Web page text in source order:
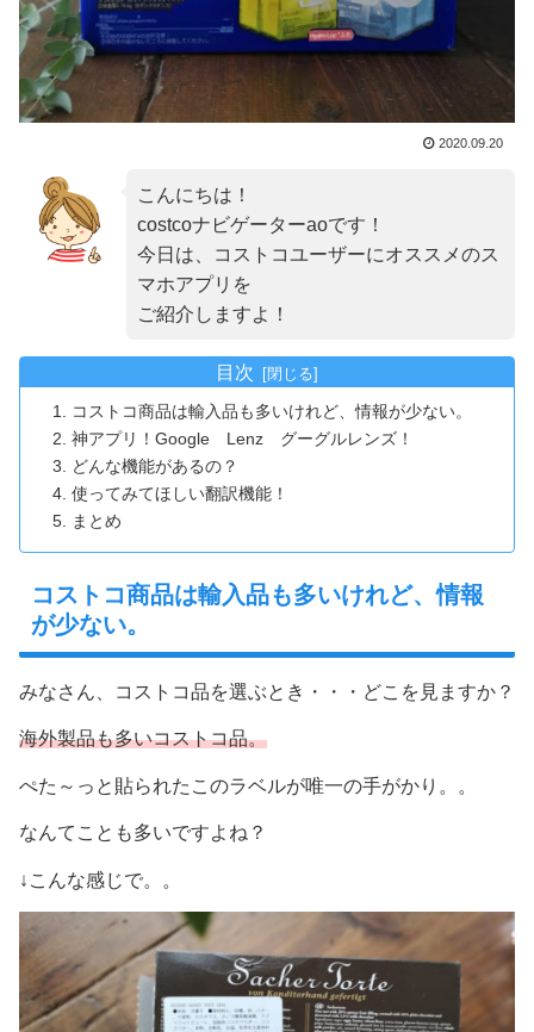
2020.09.20
こんにちは！
costcoナビゲーターaoです！
今日は、コストコユーザーにオススメのス
マホアプリを
ご紹介しますよ！
目次
コストコ商品は輸入品も多いけれど、情報が少ない。
神アプリ！Google Lenz グーグルレンズ！
どんな機能があるの？
使ってみてほしい翻訳機能！
まとめ
コストコ商品は輸入品も多いけれど、情報
が少ない。
みなさん、コストコ品を選ぶとき・・・どこを見ますか？
海外製品も多いコストコ品。
ぺた～っと貼られたこのラベルが唯一の手がかり。。
なんてことも多いですよね？
↓こんな感じで。。